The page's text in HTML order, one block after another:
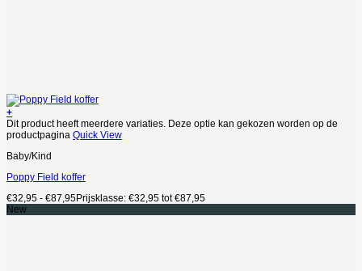
+
Dit product heeft meerdere variaties. Deze optie kan gekozen worden op de
productpagina Quick View
Baby/Kind
Poppy Field koffer
€32,95 - €87,95Prijsklasse: €32,95 tot €87,95
New